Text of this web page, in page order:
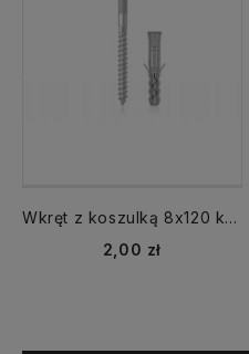
Wkręt z koszulką 8x120 koszulka L-120 mm
Cena
2,00 zł